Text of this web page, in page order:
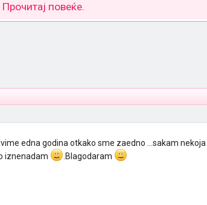
Прочитај повеќе.
edna godina otkako sme zaedno ...sakam
iznenadam
.Blagodaram